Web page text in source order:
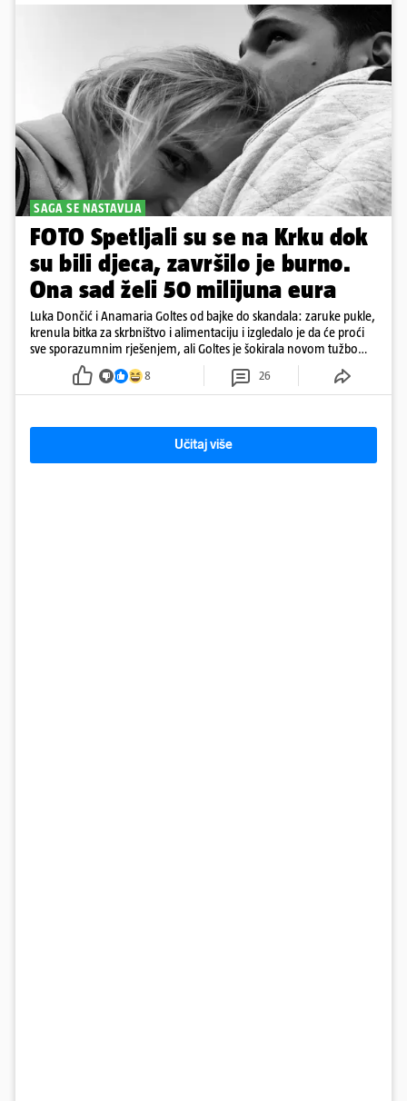
SAGA SE NASTAVLJA
FOTO Spetljali su se na Krku dok
su bili djeca, završilo je burno.
Ona sad želi 50 milijuna eura
Luka Dončić i Anamaria Goltes od bajke do skandala: zaruke pukle,
krenula bitka za skrbništvo i alimentaciju i izgledalo je da će proći
sve sporazumnim rješenjem, ali Goltes je šokirala novom tužbom
u Sloveniji
8 26
Učitaj više